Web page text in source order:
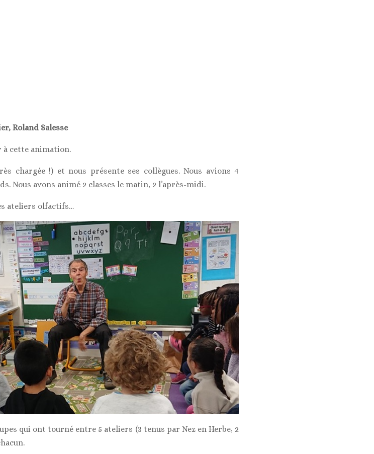
Roland Salesse
à cette animation.
chargée !) et nous présente ses collègues. Nous avions 4
Nous avons animé 2 classes le matin, 2 l’après-midi.
ateliers olfactifs…
qui ont tourné entre 5 ateliers (3 tenus par Nez en Herbe, 2